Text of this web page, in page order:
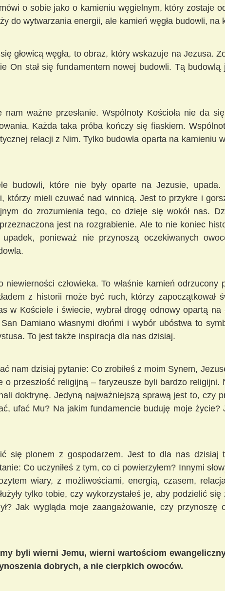
o sobie jako o kamieniu węgielnym, który zostaje
do wytwarzania energii, ale kamień węgła budowli, na
głowicą węgła, to obraz, który wskazuje na Jezusa.
On stał się fundamentem nowej budowli. Tą budowlą
nam ważne przesłanie. Wspólnoty Kościoła nie da
Każda taka próba kończy się fiaskiem.
relacji z Nim. Tylko budowla oparta na kamieniu
budowli, które nie były oparte na Jezusie, upada.
którzy mieli czuwać nad winnicą. Jest to przykre i
do zrozumienia tego, co dzieje się wokół nas.
jest na rozgrabienie. Ale to nie koniec
ponieważ nie przynoszą oczekiwanych
niewierności człowieka. To właśnie kamień
z historii może być ruch, którzy zapoczątkował
w Kościele i świecie, wybrał drogę odnowy opartą
Damiano własnymi dłońmi i wybór ubóstwa to
To jest także inspiracja dla nas dzisiaj.
nam dzisiaj pytanie: Co zrobiłeś z moim Synem,
o przeszłość religijną – faryzeusze byli bardzo
doktrynę. Jedyną najważniejszą sprawą jest to, czy
ufać Mu? Na jakim fundamencie buduję moje życie?
się plonem z gospodarzem. Jest to dla nas dzisiaj
Co uczyniłeś z tym, co ci powierzyłem? Innymi
wiary, z możliwościami, energią, czasem,
tylko tobie, czy wykorzystałeś je, aby podzielić
Jak wygląda moje zaangażowanie, czy przynoszę
byli wierni Jemu, wierni wartościom
dobrych, a nie cierpkich owoców.